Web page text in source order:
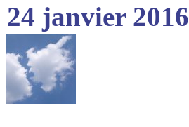
24 janvier 2016